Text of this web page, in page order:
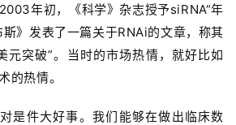
2003年初，《科学》杂志授予siRNA“年
斯》发表了一篇关于RNAi的文章，称其
突破”。
当时的市场热情，就好比如
的热情。
是件大好事。我们能够在做出临床数